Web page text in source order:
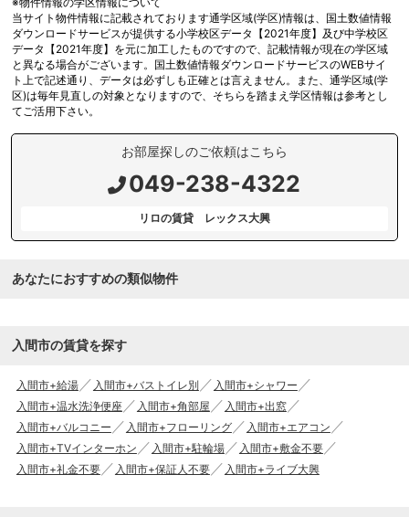
当サイト物件情報に記載されております通学区域(学区)情報は、国土数値情報
ダウンロードサービスが提供する小学校区データ【2021年度】及び中学校区
データ【2021年度】を元に加工したものですので、記載情報が現在の学区域
と異なる場合がございます。国土数値情報ダウンロードサービスのWEBサイ
ト上で記述通り、データは必ずしも正確とは言えません。また、通学区域(学
区)は毎年見直しの対象となりますので、そちらを踏まえ学区情報は参考とし
てご活用下さい。
お部屋探しのご依頼はこちら
049-238-4322
リロの賃貸 レックス大興
あなたにおすすめの類似物件
入間市の賃貸を探す
入間市+給湯 入間市+バストイレ別
入間市+シャワー
入間市+温水洗浄便座
入間市+角部屋
入間市+出窓
入間市+バルコニー
入間市+フローリング
入間市+エアコン
入間市+TVインターホン
入間市+駐輪場
入間市+敷金不要
入間市+礼金不要
入間市+保証人不要 入間市+ライブ大興